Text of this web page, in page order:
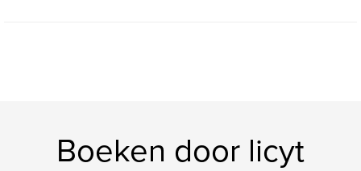
Boeken door licyt